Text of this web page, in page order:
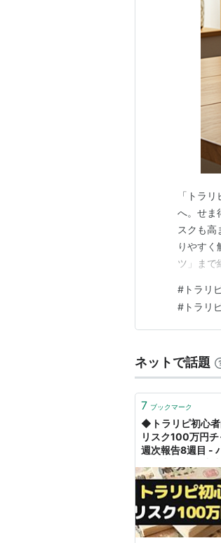
「トラ
へ。せま
スクも高
りやす
ツ」まで
を活用し
ペアの選
# トラリ
# トラリ
ネットで話題
7 ブックマーク
◆トラリピ初心
リスク100万円
週次報告8週目 -
生活と資産運用
ト】